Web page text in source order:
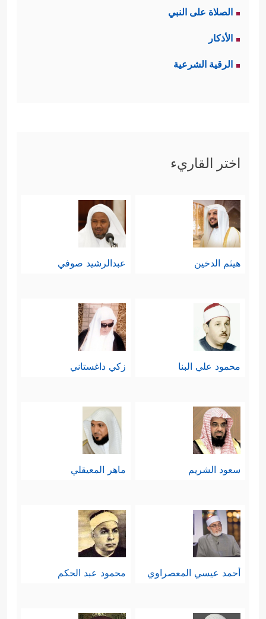
الصلاة على النبي
الأذكار
الرقية الشرعية
اختر القاريء
هيثم الدخين عبدالرشيد صوفي
محمود علي البنا زكي داغستاني
سعود الشريم ماهر المعيقلي
أحمد عيسي المعصراوي محمود عبد الحكم